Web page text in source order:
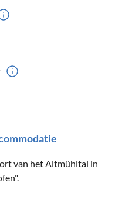
van het Altmühltal in